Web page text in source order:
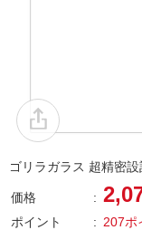
ゴリラガラス 超精密
価格
ポイント 207ポ